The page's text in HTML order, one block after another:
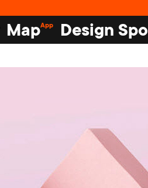
MapApp Design